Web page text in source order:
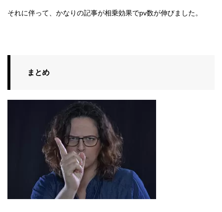
それに伴って、かなりの記事が相乗効果でpv数が伸びました。
まとめ